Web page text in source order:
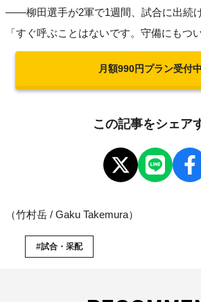
――柳田選手が2軍で1週間、試合に出続け
「すぐ呼ぶことはないです。守備にもつ
月額990円プラン受付
この記事をシェア
（竹村岳 / Gaku Takemura）
#試合・采配